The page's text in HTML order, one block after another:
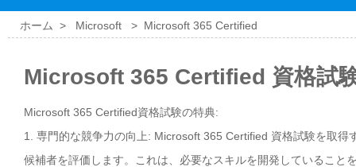
ホーム > Microsoft > Microsoft 365 Certified
Microsoft 365 Certified 資格試
Microsoft 365 Certified資格試験の特典:
1. 専門的な競争力の向上: Microsoft 365 Certified 資格試験を取
候補者を評価します。これは、必要なスキルを開発していること